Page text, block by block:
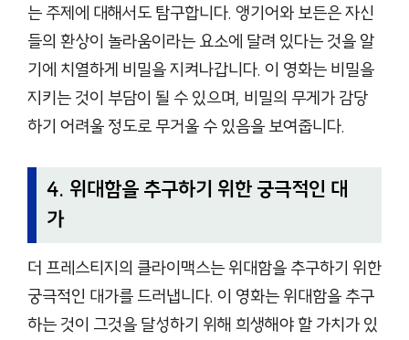
는 주제에 대해서도 탐구합니다. 앵기어와 보든은 자신
들의 환상이 놀라움이라는 요소에 달려 있다는 것을 알
기에 치열하게 비밀을 지켜나갑니다. 이 영화는 비밀을
지키는 것이 부담이 될 수 있으며, 비밀의 무게가 감당
하기 어려울 정도로 무거울 수 있음을 보여줍니다.
4. 위대함을 추구하기 위한 궁극적인 대
가
더 프레스티지의 클라이맥스는 위대함을 추구하기 위한
궁극적인 대가를 드러냅니다. 이 영화는 위대함을 추구
하는 것이 그것을 달성하기 위해 희생해야 할 가치가 있